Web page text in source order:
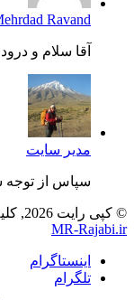
Ravand
آقا سلام و
مدیر سایت
سپاس از توجه
© کپی رایت 2026, کلیه حقوق محفوظ است |
MR-Rajabi.ir
اینستاگرام
تلگرام